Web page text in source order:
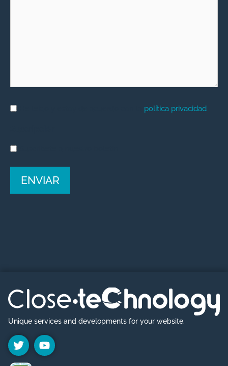
Aviso
política privacidad
ENVIAR
n
a
t
i
v
Unique services and developments for your website.